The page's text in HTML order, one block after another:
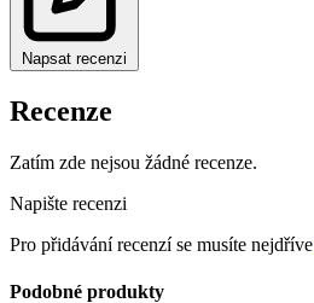
Napsat recenzi
Recenze
Zatím zde nejsou žádné recenze.
Napište recenzi
Pro přidávání recenzí se musíte nejdříve
Podobné produkty